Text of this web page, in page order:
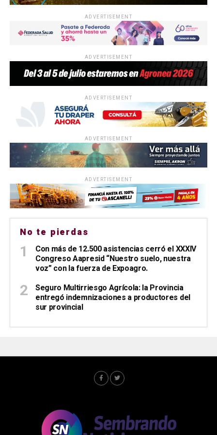
ADVERTISEMENT
ADVERTISEMENT
ADVERTISEMENT
ADVERTISEMENT
ADVERTISEMENT
No te pierdas
Con más de 12.500 asistencias cerró el XXXIV
Congreso Aapresid “Nuestro suelo, nuestra
voz” con la fuerza de Expoagro.
Seguro Multirriesgo Agrícola: la Provincia
entregó indemnizaciones a productores del
sur provincial